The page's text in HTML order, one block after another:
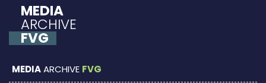
MEDIA
ARCHIVE
FVG
MEDIAARCHIVE FVG